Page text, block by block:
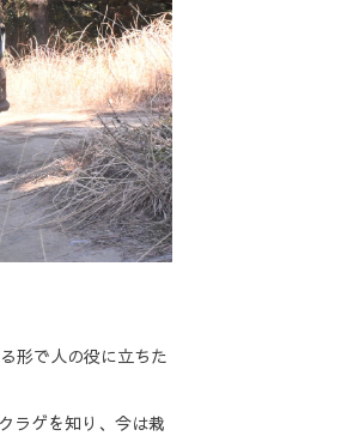
形で人の役に立ちた
ラゲを知り、今は栽